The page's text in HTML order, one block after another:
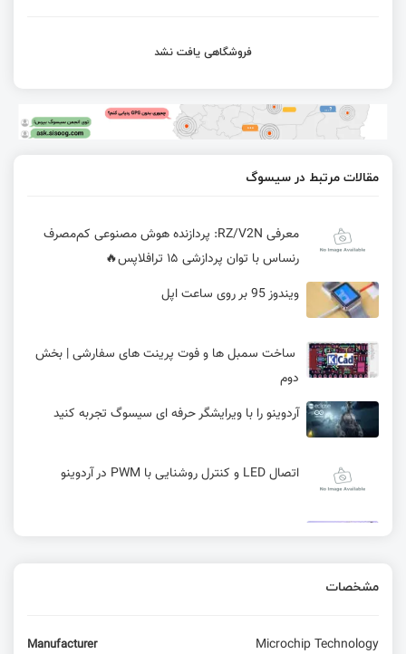
فروشگاهی یافت نشد
مقالات مرتبط در سیسوگ
معرفی RZ/V2N: پردازنده هوش مصنوعی کم‌مصرف
رنساس با توان پردازشی ۱۵ ترافلاپس🔥
ویندوز 95 بر روی ساعت اپل
ساخت سمبل ها و فوت پرینت های سفارشی | بخش
دوم
آردوینو را با ویرایشگر حرفه ای سیسوگ تجربه کنید
اتصال LED و کنترل روشنایی با PWM در آردوینو
مشخصات
Manufacturer Microchip Technology